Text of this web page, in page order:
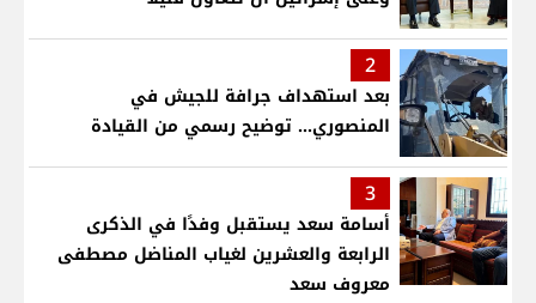
2
بعد استهداف جرافة للجيش في
المنصوري... توضيح رسمي من القيادة
3
أسامة سعد يستقبل وفدًا في الذكرى
الرابعة والعشرين لغياب المناضل مصطفى
معروف سعد